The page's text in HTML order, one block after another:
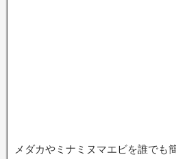
メダカやミナミヌマエビを誰でも